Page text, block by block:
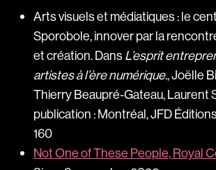
Arts visuels et médiatiques : le
Sporobole, innover par la
et création. DansL’esprit
artistes à l’ère numérique., Joëlle
Thierry Beaupré-Gateau, Laurent
publication : Montréal, JFD
160
Not One of These People, Royal